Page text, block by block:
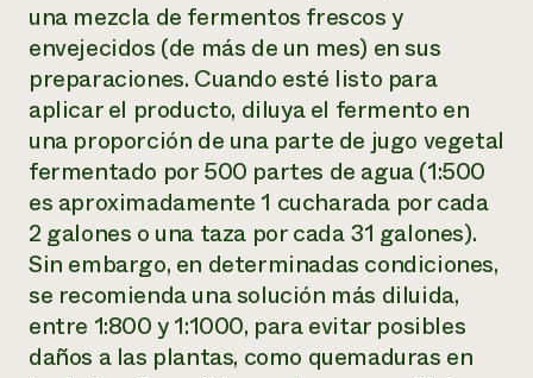
una mezcla de fermentos frescos y
envejecidos (de más de un mes) en sus
preparaciones. Cuando esté listo para
aplicar el producto, diluya el fermento en
una proporción de una parte de jugo vegetal
fermentado por 500 partes de agua (1:500
es aproximadamente 1 cucharada por cada
2 galones o una taza por cada 31 galones).
Sin embargo, en determinadas condiciones,
se recomienda una solución más diluida,
entre 1:800 y 1:1000, para evitar posibles
daños a las plantas, como quemaduras en